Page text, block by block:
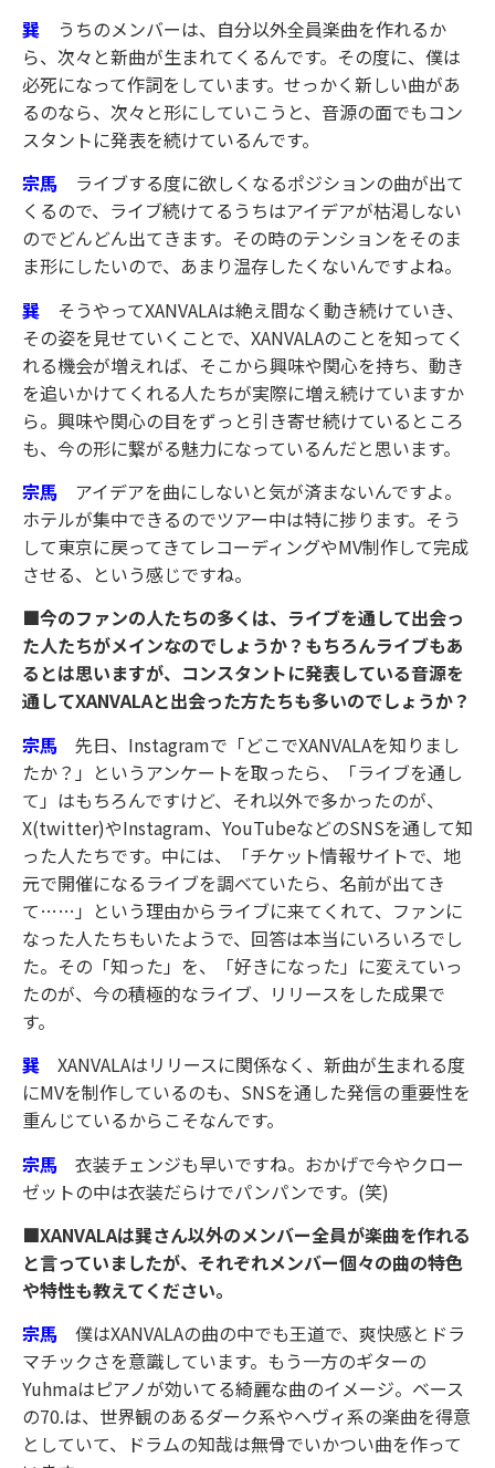
巽 うちのメンバーは、自分以外全員楽曲を作れるか
ら、次々と新曲が生まれてくるんです。その度に、僕は
必死になって作詞をしています。せっかく新しい曲があ
るのなら、次々と形にしていこうと、音源の面でもコン
スタントに発表を続けているんです。
宗馬 ライブする度に欲しくなるポジションの曲が出て
くるので、ライブ続けてるうちはアイデアが枯渇しない
のでどんどん出てきます。その時のテンションをそのま
ま形にしたいので、あまり温存したくないんですよね。
巽 そうやってXANVALAは絶え間なく動き続けていき、
その姿を見せていくことで、XANVALAのことを知ってく
れる機会が増えれば、そこから興味や関心を持ち、動き
を追いかけてくれる人たちが実際に増え続けていますか
ら。興味や関心の目をずっと引き寄せ続けているところ
も、今の形に繋がる魅力になっているんだと思います。
宗馬 アイデアを曲にしないと気が済まないんですよ。
ホテルが集中できるのでツアー中は特に捗ります。そう
して東京に戻ってきてレコーディングやMV制作して完成
させる、という感じですね。
■今のファンの人たちの多くは、ライブを通して出会っ
た人たちがメインなのでしょうか？もちろんライブもあ
るとは思いますが、コンスタントに発表している音源を
通してXANVALAと出会った方たちも多いのでしょうか？
宗馬 先日、Instagramで「どこでXANVALAを知りまし
たか？」というアンケートを取ったら、「ライブを通し
て」はもちろんですけど、それ以外で多かったのが、
X(twitter)やInstagram、YouTubeなどのSNSを通して知
った人たちです。中には、「チケット情報サイトで、地
元で開催になるライブを調べていたら、名前が出てき
て……」という理由からライブに来てくれて、ファンに
なった人たちもいたようで、回答は本当にいろいろでし
た。その「知った」を、「好きになった」に変えていっ
たのが、今の積極的なライブ、リリースをした成果で
す。
巽 XANVALAはリリースに関係なく、新曲が生まれる度
にMVを制作しているのも、SNSを通した発信の重要性を
重んじているからこそなんです。
宗馬 衣装チェンジも早いですね。おかげで今やクロー
ゼットの中は衣装だらけでパンパンです。(笑)
■XANVALAは巽さん以外のメンバー全員が楽曲を作れる
と言っていましたが、それぞれメンバー個々の曲の特色
や特性も教えてください。
宗馬 僕はXANVALAの曲の中でも王道で、爽快感とドラ
マチックさを意識しています。もう一方のギターの
Yuhmaはピアノが効いてる綺麗な曲のイメージ。ベース
の70.は、世界観のあるダーク系やヘヴィ系の楽曲を得意
としていて、ドラムの知哉は無骨でいかつい曲を作って